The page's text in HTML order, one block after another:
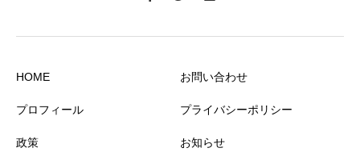
HOME
プロフィール
政策
お問い合わせ
プライバシーポリシー
お知らせ